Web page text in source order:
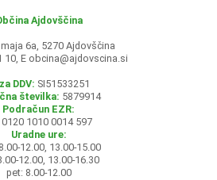
Ajdovščina
6a, 5270 Ajdovščina
10, E obcina@ajdovscina.si
DDV: SI51533251
številka: 5879914
Podračun EZR:
0120 1010 0014 597
Uradne ure:
12.00, 13.00-15.00
12.00, 13.00-16.30
pet: 8.00-12.00